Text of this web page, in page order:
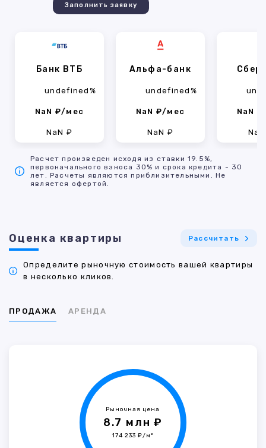
Заполнить заявку
Банк ВТБ
undefined%
NaN ₽/мес
NaN ₽
Альфа-банк
undefined%
NaN ₽/мес
NaN ₽
NaN
Расчет произведен исходя из ставки 19.5%,
первоначального взноса 30% и срока кредита - 30
лет. Расчеты являются приблизительными. Не
является офертой.
Оценка квартиры Рассчитать
Определите рыночную стоимость вашей квартиры
в несколько кликов.
ПРОДАЖА АРЕНДА
Рыночная цена
8.7 млн ₽
174 233 ₽/м²